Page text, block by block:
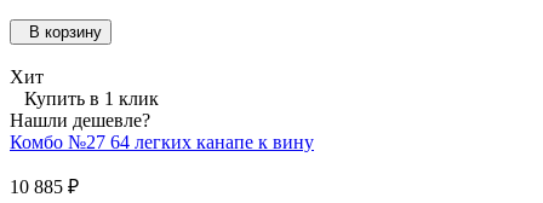
В корзину
Хит
Купить в 1 клик
Нашли дешевле?
Комбо №27 64 легких канапе к вину
10 885 ₽